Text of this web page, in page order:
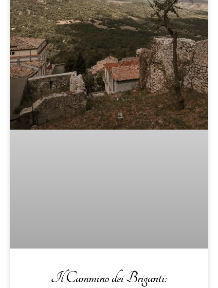
Il Cammino dei Briganti: